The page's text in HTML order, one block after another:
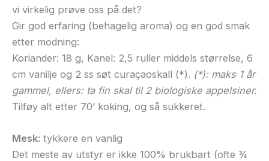
vi virkelig prøve oss på det?
Gir god erfaring (behagelig aroma) og en god smak
etter modning:
Koriander: 18 g, Kanel: 2,5 ruller middels størrelse, 6
cm vanilje og 2 ss søt curaçaoskall (*). (*): maks 1 år
gammel, ellers: ta fin skal til 2 biologiske appelsiner.
Tilføy alt etter 70’ koking, og så sukkeret.
Mesk: tykkere en vanlig
Det meste av utstyr er ikke 100% brukbart (ofte ¾